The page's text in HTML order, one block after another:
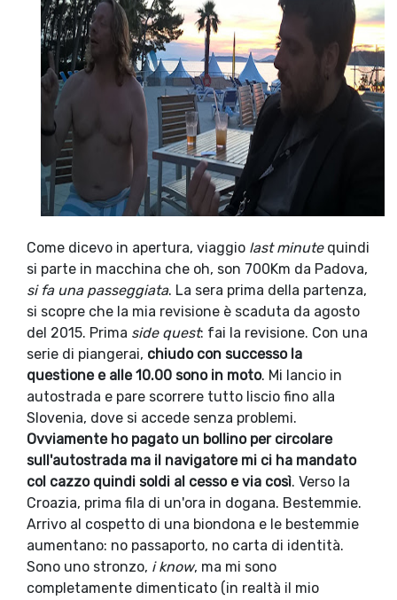
Come dicevo in apertura, viaggio last minute quindi
si parte in macchina che oh, son 700Km da Padova,
si fa una passeggiata. La sera prima della partenza,
si scopre che la mia revisione è scaduta da agosto
del 2015. Prima side quest: fai la revisione. Con una
serie di piangerai, chiudo con successo la
questione e alle 10.00 sono in moto. Mi lancio in
autostrada e pare scorrere tutto liscio fino alla
Slovenia, dove si accede senza problemi.
Ovviamente ho pagato un bollino per circolare
sull'autostrada ma il navigatore mi ci ha mandato
col cazzo quindi soldi al cesso e via così. Verso la
Croazia, prima fila di un'ora in dogana. Bestemmie.
Arrivo al cospetto di una biondona e le bestemmie
aumentano: no passaporto, no carta di identità.
Sono uno stronzo, i know, ma mi sono
completamente dimenticato (in realtà il mio